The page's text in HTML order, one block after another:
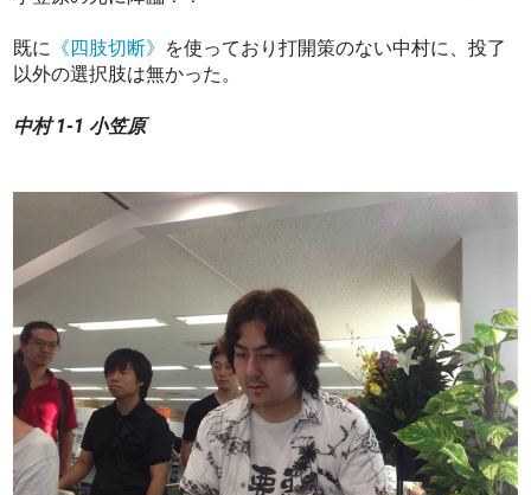
既に 《四肢切断》 を使っており打開策のない中村に、投了
以外の選択肢は無かった。
中村 1-1 小笠原